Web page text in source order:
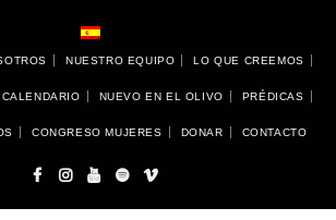
NUESTRO EQUIPO LO QUE CREEMOS
CALENDARIO NUEVO EN EL OLIVO PRÉDICAS
CONGRESO MUJERES DONAR CONTACTO